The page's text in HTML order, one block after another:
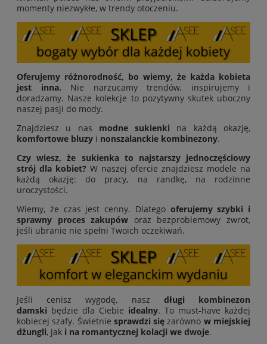
momenty niezwykłe, w trendy otoczeniu.
Oferujemy różnorodność, bo wiemy, że każda kobieta
jest inna. Nie narzucamy trendów, inspirujemy i
doradzamy. Nasze kolekcje to pozytywny skutek uboczny
naszej pasji do mody.
Znajdziesz u nas modne sukienki na każdą okazję,
komfortowe bluzy i nonszalanckie kombinezony.
Czy wiesz, że sukienka to najstarszy jednoczęściowy
strój dla kobiet? W naszej ofercie znajdziesz modele na
każdą okazję: do pracy, na randkę, na rodzinne
uroczystości.
Wiemy, że czas jest cenny. Dlatego oferujemy szybki i
sprawny proces zakupów oraz bezproblemowy zwrot,
jeśli ubranie nie spełni Twoich oczekiwań.
Jeśli cenisz wygodę, nasz długi kombinezon
damski będzie dla Ciebie idealny. To must-have każdej
kobiecej szafy. Świetnie sprawdzi się zarówno w miejskiej
dżungli, jak i na romantycznej kolacji we dwoje.